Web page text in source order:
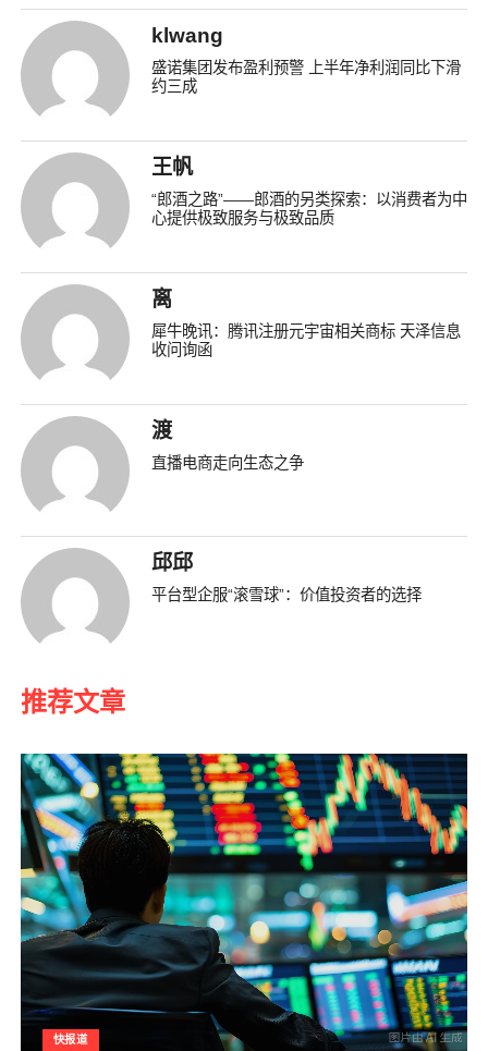
klwang
盛诺集团发布盈利预警 上半年净利润同比下滑
约三成
王帆
“郎酒之路”——郎酒的另类探索：以消费者为中
心提供极致服务与极致品质
离
犀牛晚讯：腾讯注册元宇宙相关商标 天泽信息
收问询函
渡
直播电商走向生态之争
邱邱
平台型企服“滚雪球”：价值投资者的选择
推荐文章
快报道